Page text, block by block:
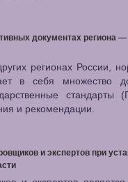
документах региона —
регионах России,
в себя множество
стандарты
и рекомендации.
и экспертов при